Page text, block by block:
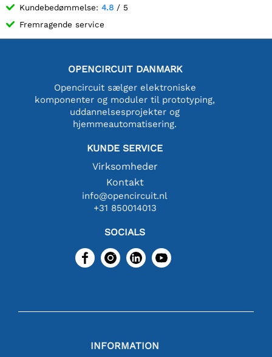
Kundebedømmelse: 4.8 / 5
Fremragende service
OPENCIRCUIT DANMARK
Opencircuit sælger elektroniske
komponenter og moduler til prototyping,
uddannelsesprojekter og
hjemmeautomatisering.
KUNDE SERVICE
Virksomheder
Kontakt
info@opencircuit.nl
+31 850014013
SOCIALS
INFORMATION